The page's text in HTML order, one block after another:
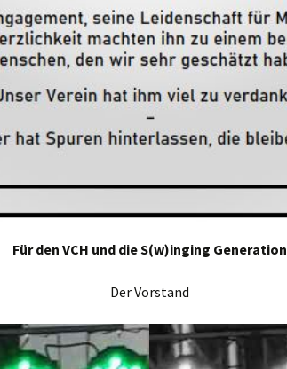
Für den VCH und die S(w)inging Generation
Der Vorstand